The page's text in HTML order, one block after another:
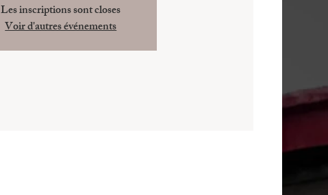
Les inscriptions sont closes
Voir d'autres événements